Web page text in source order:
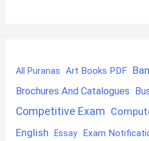
All Puranas Art Books PDF
Brochures And Catalogues
Competitive Exam
English Essay Exam